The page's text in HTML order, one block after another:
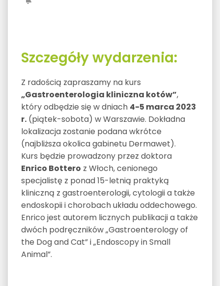
Szczegóły wydarzenia:
Z radością zapraszamy na kurs
„Gastroenterologia kliniczna kotów”,
który odbędzie się w dniach 4-5 marca 2023
r.(piątek-sobota) w Warszawie. Dokładna
lokalizacja zostanie podana wkrótce
(najbliższa okolica gabinetu Dermawet).
Kurs będzie prowadzony przez doktora
Enrico Bottero z Włoch, cenionego
specjalistę z ponad 15-letnią praktyką
kliniczną z gastroenterologii, cytologii a także
endoskopii i chorobach układu oddechowego.
Enrico jest autorem licznych publikacji a także
dwóch podręczników „Gastroenterology of
the Dog and Cat” i „Endoscopy in Small
Animal”.